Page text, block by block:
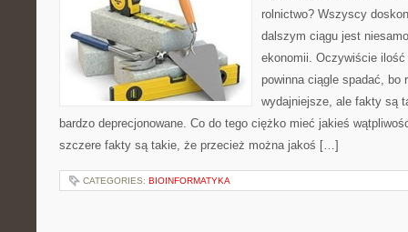
rolnictwo? Wszyscy
dalszym ciągu jest
ekonomii. Oczywiście
powinna ciągle spadać, bo
wydajniejsze, ale fakty są
bardzo deprecjonowane. Co do tego ciężko mieć jakieś
szczere fakty są takie, że przecież można jakoś […]
CATEGORIES: BIOINFORMATYKA